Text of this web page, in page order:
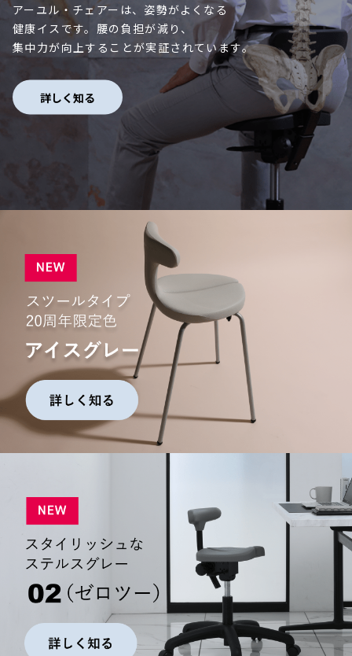
アーユル・チェアーは、姿勢がよくなる
健康イスです。腰の負担が減り、
集中力が向上することが実証されています。
詳しく知る